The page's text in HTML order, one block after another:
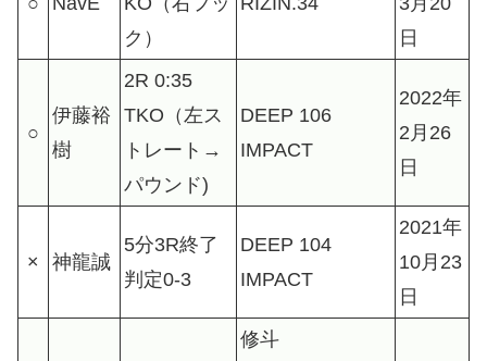
ク）
日
○
伊藤裕
樹
2R 0:35
TKO（左ス
トレート→
パウンド)
DEEP 106
IMPACT
2022年
2月26
日
× 神龍誠
5分3R終了
判定0-3
DEEP 104
IMPACT
2021年
10月23
日
修斗